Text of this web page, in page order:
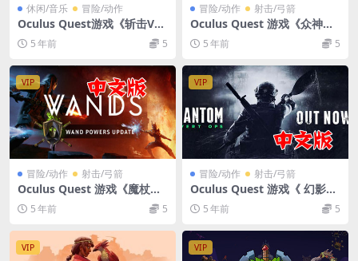
休闲/音乐 冒险/动作
Oculus Quest游戏《斩击V
R》SlashMates VR 游戏破解
版下载
5 年前 5
冒险/动作 射击/弓箭
Oculus Quest 游戏《众神之
旅VR》汉化中文版 Journey o
f The Gods VR游戏下载
5 年前 5
VIP
冒险/动作 射击/弓箭
Oculus Quest 游戏《魔杖巫
师VR》Wands VR 汉化中文
版游戏下载
5 年前 5
VIP
冒险/动作 射击/弓箭
Oculus Quest 游戏《 幻影行
动VR》汉化中文版 Phantom:
Covert Ops VR游戏破解版下
载
5 年前 5
VIP VIP